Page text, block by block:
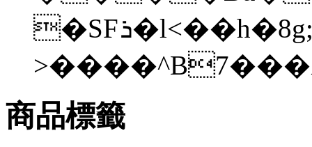
�SFܪ�l<��h�8g;`G[�-
商品標籤